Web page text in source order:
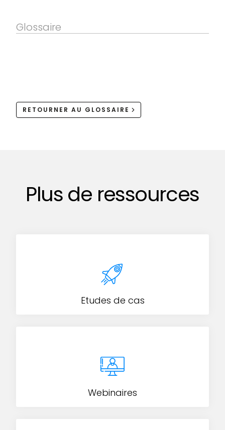
Glossaire
RETOURNER AU GLOSSAIRE
Plus de ressources
Etudes de cas
Webinaires